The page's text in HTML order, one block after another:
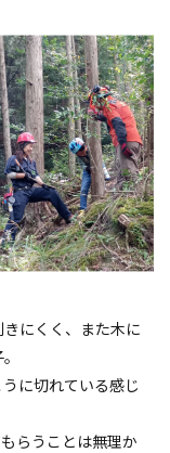
にくく、また木に
に切れている感じ
らうことは無理か